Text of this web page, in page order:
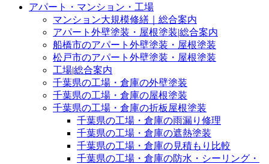
アパート・マンション・工場
マンション大規模修繕｜総合案内
アパート外壁塗装・屋根塗装|総合案内
船橋市のアパート外壁塗装・屋根塗装
松戸市のアパート外壁塗装・屋根塗装
工場|総合案内
千葉県の工場・倉庫の外壁塗装
千葉県の工場・倉庫の屋根塗装
千葉県の工場・倉庫の折板屋根塗装
千葉県の工場・倉庫の雨漏り修理
千葉県の工場・倉庫の遮熱塗装
千葉県の工場・倉庫の見積もり比較
千葉県の工場・倉庫の防水・シーリング・